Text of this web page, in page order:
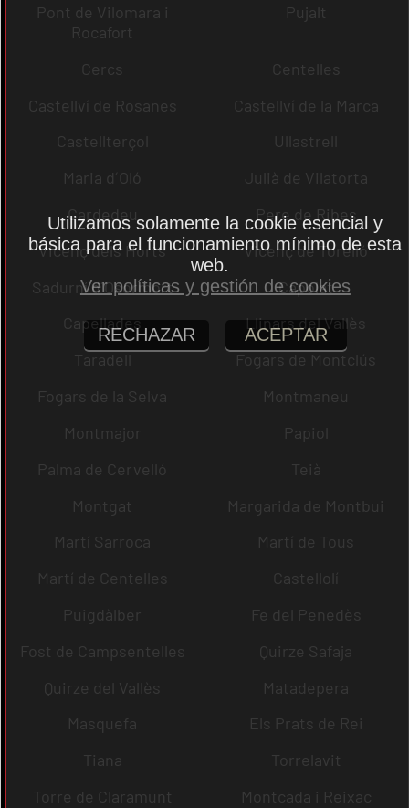
Pont de Vilomara i
Rocafort
Pujalt
Cercs
Centelles
Castellví de Rosanes
Castellví de la Marca
Castellterçol
Ullastrell
Maria d´Oló
Julià de Vilatorta
Cardedeu
Pere de Ribes
Vicenç dels Horts
Vicenç de Torelló
Sadurní d´Osormort
Capolat
Capellades
Llinars del Vallès
Taradell
Fogars de Montclús
Fogars de la Selva
Montmaneu
Montmajor
Papiol
Palma de Cervelló
Teià
Montgat
Margarida de Montbui
Martí Sarroca
Martí de Tous
Martí de Centelles
Castellolí
Puigdàlber
Fe del Penedès
Fost de Campsentelles
Quirze Safaja
Quirze del Vallès
Matadepera
Masquefa
Els Prats de Rei
Tiana
Torrelavit
Torre de Claramunt
Montcada i Reixac
Utilizamos solamente la cookie esencial y
básica para el funcionamiento mínimo de esta
web.
Ver políticas y gestión de cookies
RECHAZAR ACEPTAR